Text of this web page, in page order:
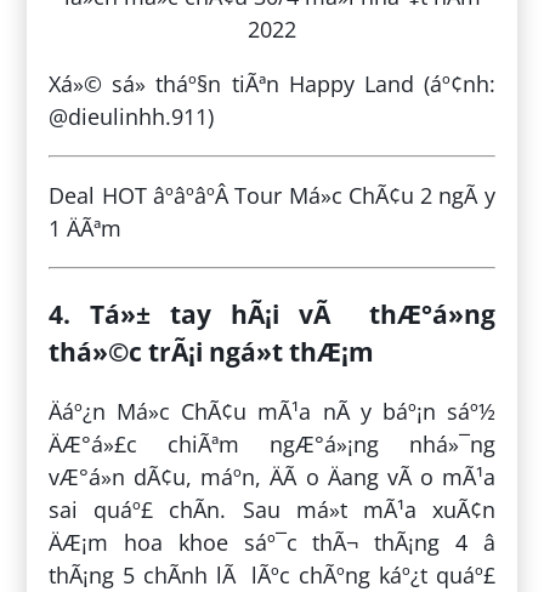
Xá»© sá» tháº§n tiÃªn Happy Land (áº¢nh:
@dieulinhh.911)
Deal HOT âºâºâºÂ Tour Má»c ChÃ¢u 2 ngÃ y
1 ÄÃªm
4. Tá»± tay hÃ¡i vÃ thÆ°á»ng
thá»©c trÃ¡i ngá»t thÆ¡m
Äáº¿n Má»c ChÃ¢u mÃ¹a nÃ y báº¡n sáº½
ÄÆ°á»£c chiÃªm ngÆ°á»¡ng nhá»¯ng
vÆ°á»n dÃ¢u, máº­n, ÄÃ o Äang vÃ o mÃ¹a
sai quáº£ chÃ­n. Sau má»t mÃ¹a xuÃ¢n
ÄÆ¡m hoa khoe sáº¯c thÃ¬ thÃ¡ng 4 â
thÃ¡ng 5 chÃ­nh lÃ lÃºc chÃºng káº¿t quáº£